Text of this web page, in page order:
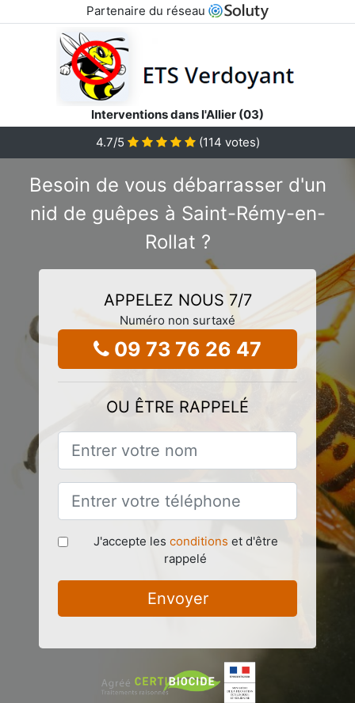
Partenaire du réseau
Interventions dans l'Allier (03)
4.7/5 (114 votes)
Besoin de vous débarrasser d'un
nid de guêpes à Saint-Rémy-en-
Rollat ?
APPELEZ NOUS 7/7
Numéro non surtaxé
09 73 76 26 47
OU ÊTRE RAPPELÉ
J'accepte les conditions et d'être
rappelé
Envoyer